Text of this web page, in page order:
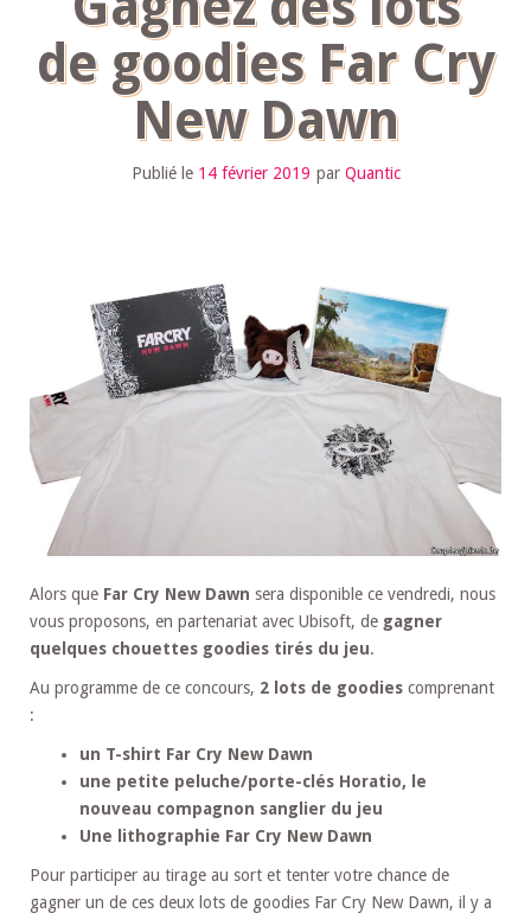
de goodies Far Cry
New Dawn
Publié le 14 février 2019 par Quantic
Alors que Far Cry New Dawn sera disponible ce vendredi, nous
vous proposons, en partenariat avec Ubisoft, de gagner
quelques chouettes goodies tirés du jeu.
Au programme de ce concours, 2 lots de goodies comprenant
:
un T-shirt Far Cry New Dawn
une petite peluche/porte-clés Horatio, le
nouveau compagnon sanglier du jeu
Une lithographie Far Cry New Dawn
Pour participer au tirage au sort et tenter votre chance de
gagner un de ces deux lots de goodies Far Cry New Dawn, il y a